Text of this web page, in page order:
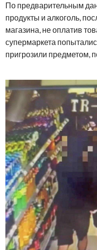
По предварительным
продукты и алкоголь,
магазина, не оплатив
супермаркета
пригрозили предметом,